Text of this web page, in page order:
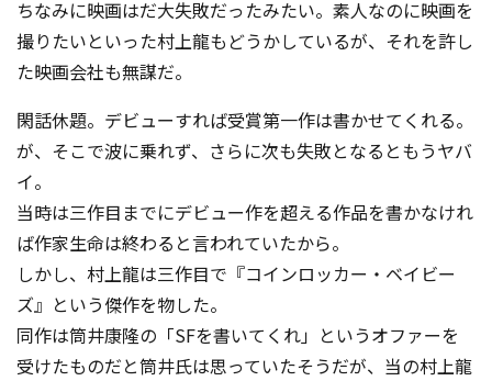
ちなみに映画はだ大失敗だったみたい。素人なのに映画を
撮りたいといった村上龍もどうかしているが、それを許し
た映画会社も無謀だ。
閑話休題。デビューすれば受賞第一作は書かせてくれる。
が、そこで波に乗れず、さらに次も失敗となるともうヤバ
イ。
当時は三作目までにデビュー作を超える作品を書かなけれ
ば作家生命は終わると言われていたから。
しかし、村上龍は三作目で『コインロッカー・ベイビー
ズ』という傑作を物した。
同作は筒井康隆の「SFを書いてくれ」というオファーを
受けたものだと筒井氏は思っていたそうだが、当の村上龍